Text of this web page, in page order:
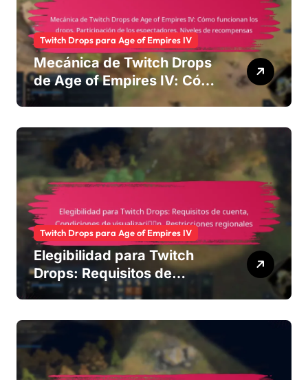
Twitch Drops para Age of Empires IV
Mecánica de Twitch Drops
de Age of Empires IV: Cómo
funcionan los drops,
espectadores, Niveles de
recompensas
Twitch Drops para Age of Empires IV
Elegibilidad para Twitch
Drops: Requisitos de
cuenta, Condiciones de
regionales